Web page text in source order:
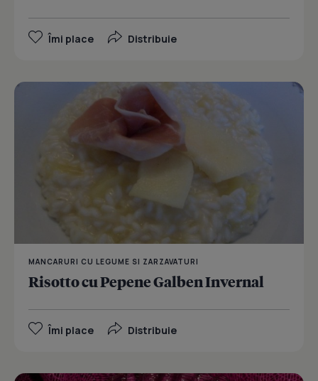
Îmi place Distribuie
MANCARURI CU LEGUME SI ZARZAVATURI
Risotto cu Pepene Galben Invernal
Îmi place Distribuie